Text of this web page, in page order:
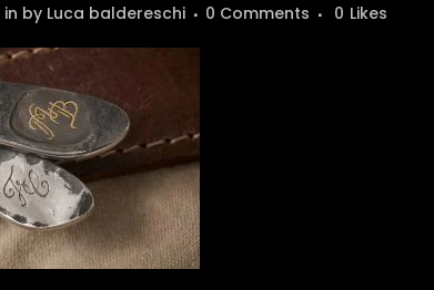
in by Luca baldereschi 0 Comments 0 Likes